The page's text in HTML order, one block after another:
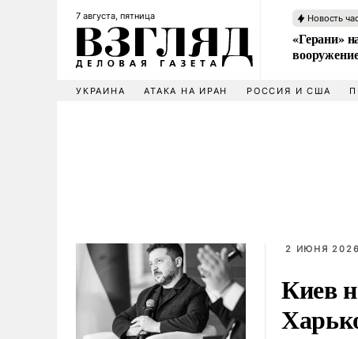
7 августа, пятница Новость
«Герани»
УКРАИНА АТАКА НА ИРАН РОССИЯ И США
2 ИЮНЯ
Киев